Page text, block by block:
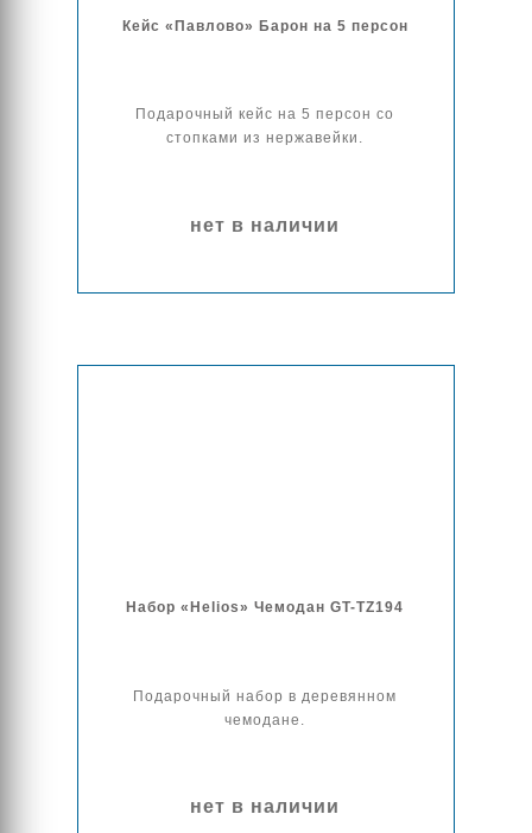
Кейс «Павлово» Барон на 5 персон
Подарочный кейс на 5 персон со
стопками из нержавейки.
нет в наличии
Набор «Helios» Чемодан GT-TZ194
Подарочный набор в деревянном
чемодане.
нет в наличии